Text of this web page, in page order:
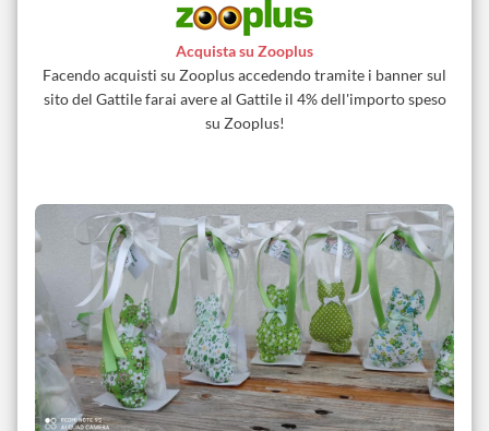
Acquista su Zooplus
Facendo acquisti su Zooplus accedendo tramite i banner sul
sito del Gattile farai avere al Gattile il 4% dell'importo speso
su Zooplus!